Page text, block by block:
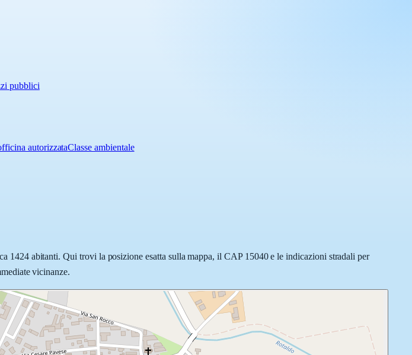
pubblici
autorizzataClasse ambientale
abitanti. Qui trovi la posizione esatta sulla mappa, il CAP 15040 e le indicazioni stradali per
vicinanze.